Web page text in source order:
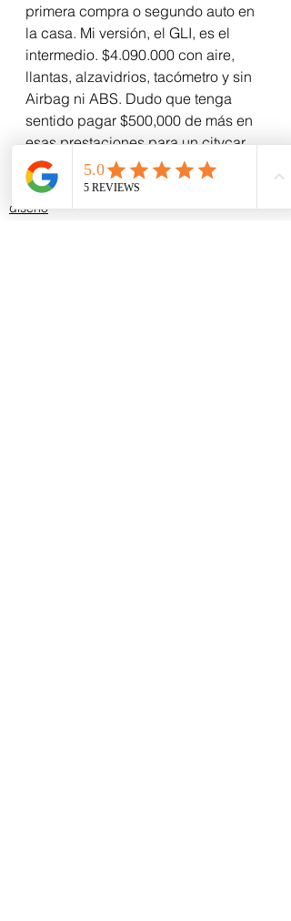
primera compra o segundo auto en
la casa. Mi versión, el GLI, es el
intermedio. $4.090.000 con aire,
llantas, alzavidrios, tacómetro y sin
Airbag ni ABS. Dudo que tenga
sentido pagar $500,000 de más en
esas prestaciones para un citycar.
Osea: feliz. Un auto onderillo,
bonito, cómodo y práctico.
diseño